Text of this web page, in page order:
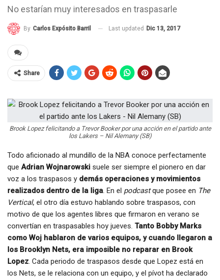
No estarían muy interesados en traspasarle
By Carlos Expósito Barril Last updated Dic 13, 2017
Share
Brook Lopez felicitando a Trevor Booker por una acción en el partido ante
los Lakers – Nil Alemany (SB)
Todo aficionado al mundillo de la NBA conoce perfectamente
que Adrian Wojnarowski suele ser siempre el pionero en dar
voz a los traspasos y demás operaciones y movimientos
realizados dentro de la liga. En el podcastque posee en The
Vertical, el otro día estuvo hablando sobre traspasos, con
motivo de que los agentes libres que firmaron en verano se
convertían en traspasables hoy jueves. Tanto Bobby Marks
como Woj hablaron de varios equipos, y cuando llegaron a
los Brooklyn Nets, era imposible no reparar en Brook
Lopez. Cada periodo de traspasos desde que Lopez está en
los Nets, se le relaciona con un equipo, y el pívot ha declarado